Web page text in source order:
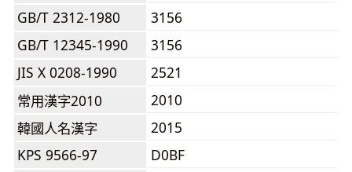
GB/T 2312-1980
3156
GB/T 12345-1990
3156
JIS X 0208-1990
2521
常用漢字2010
2010
韓國人名漢字
2015
KPS 9566-97
D0BF